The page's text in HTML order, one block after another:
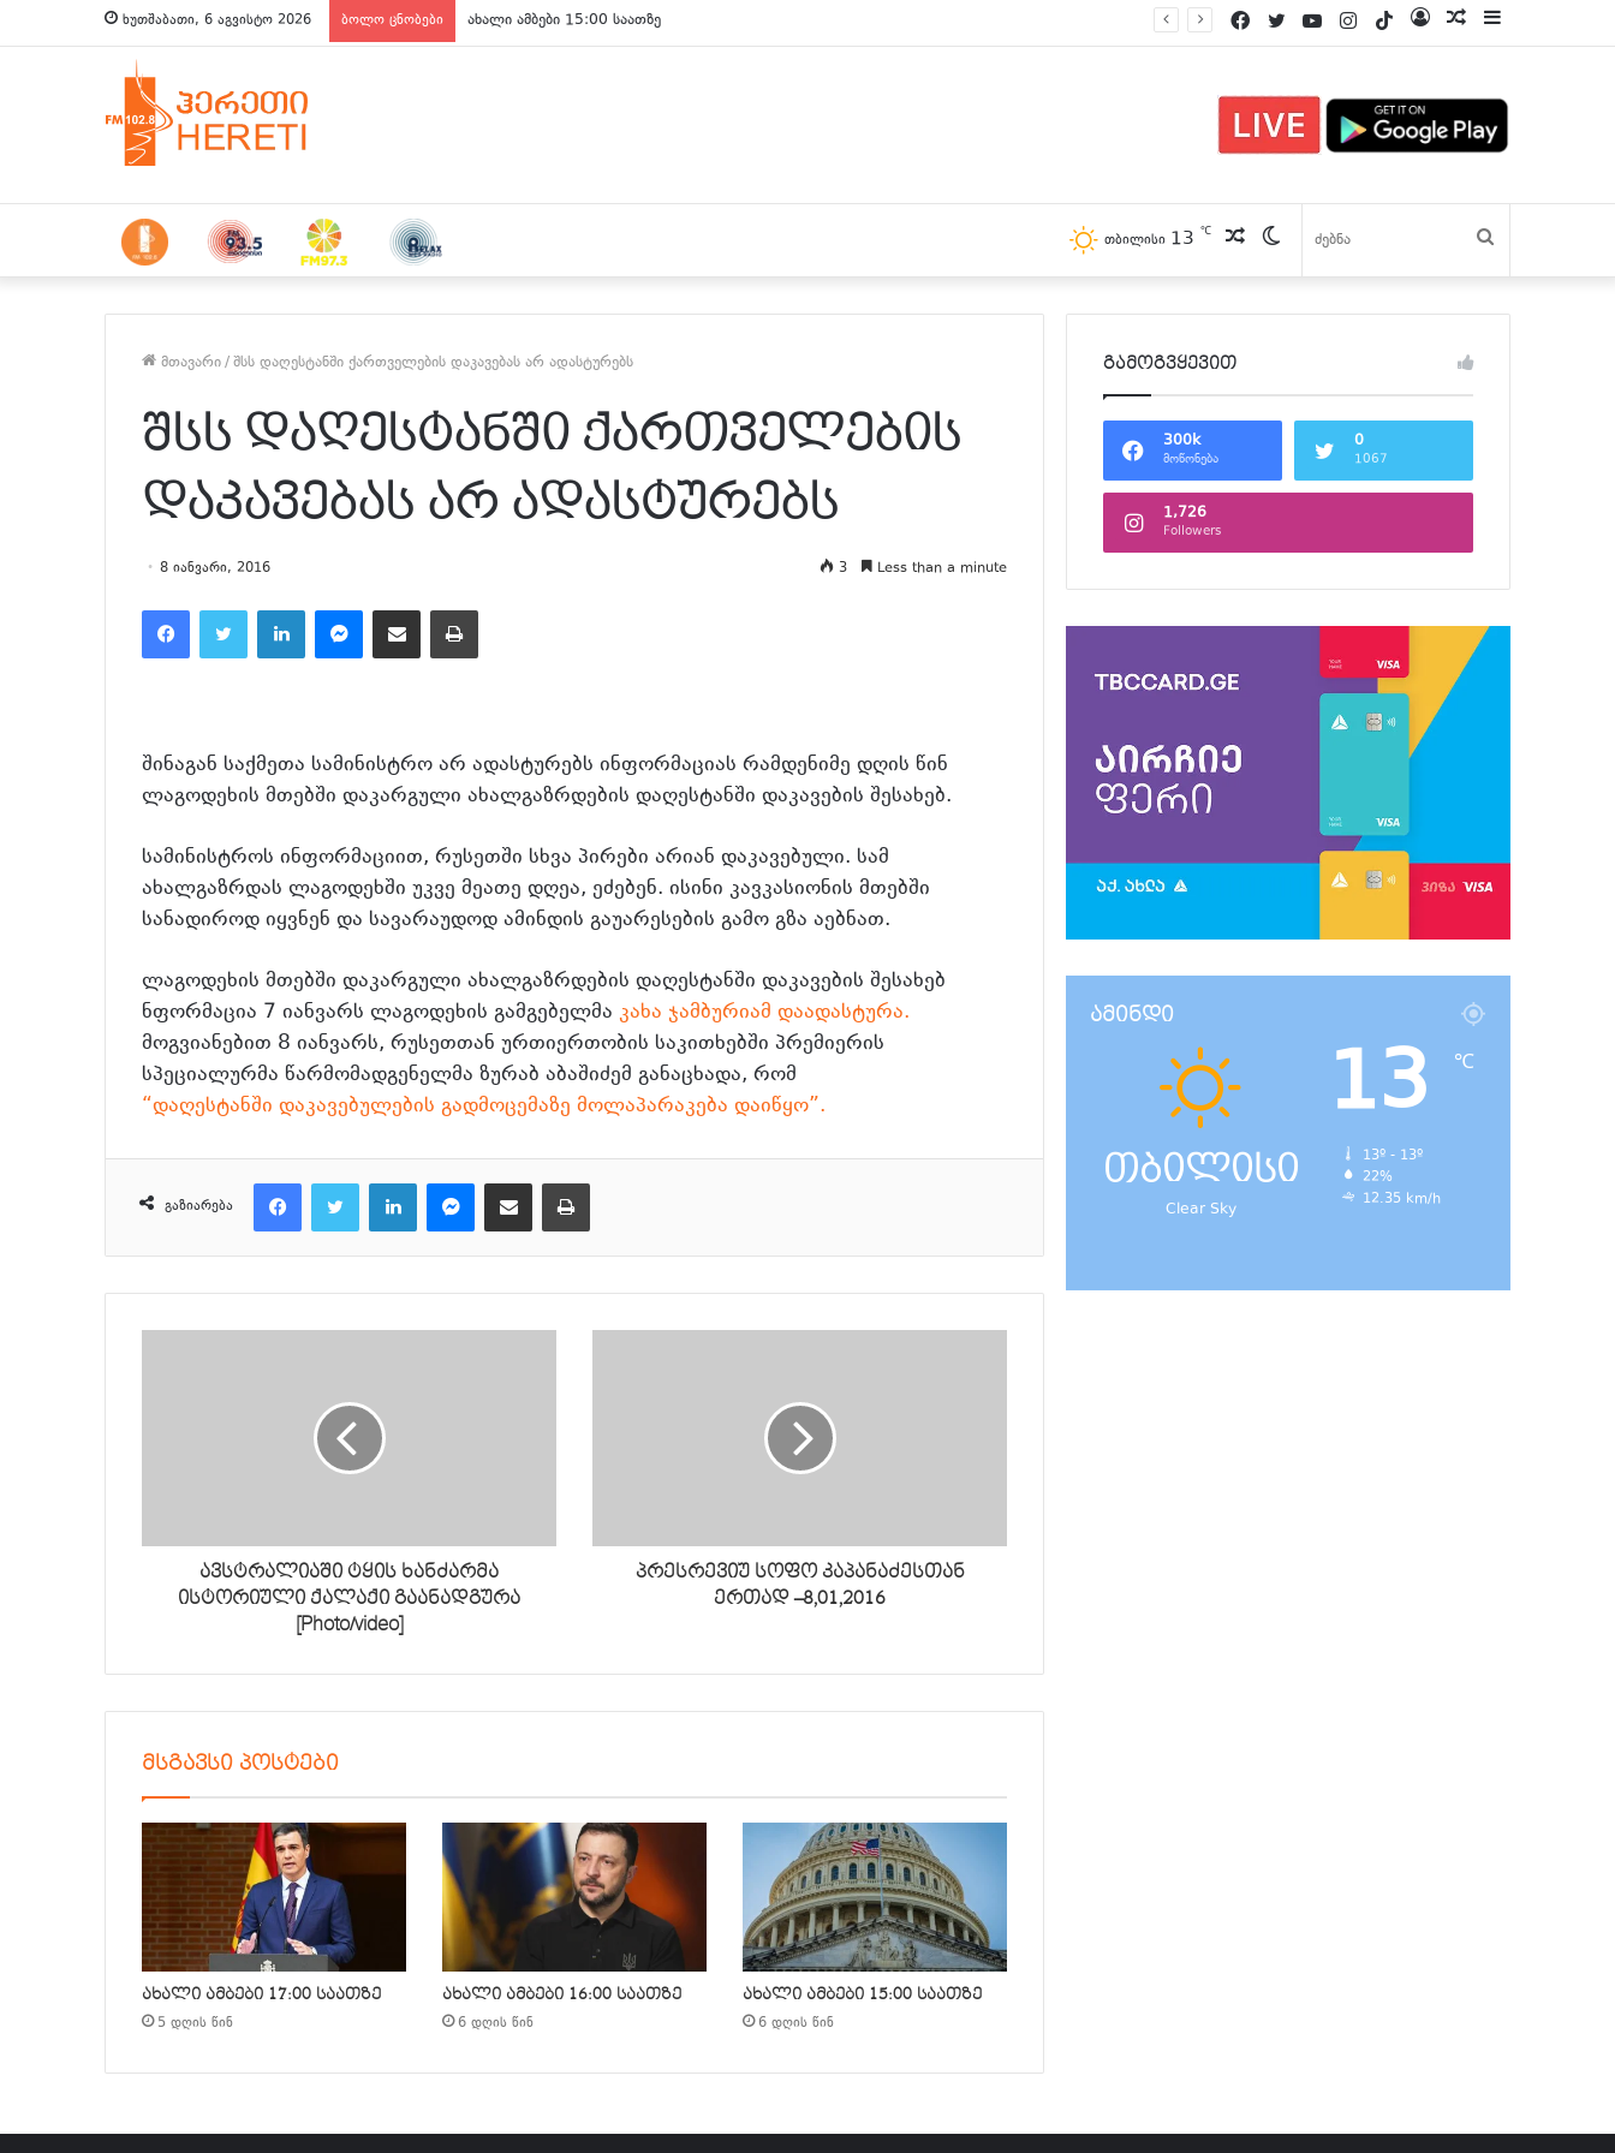
ხუთშაბათი, 6 აგვისტო 2026 ბოლო ცნობები ახალი ამბები 15:00 საათზე პოსტები
Log
TikTok
Instagram
YouTube
Twitter
Facebook
Switch
skin
პოსტები
თბილისი 13 ℃
მთავარი/შსს დაღესტანში ქართველების დაკავებას არ ადასტურებს
შსს დაღესტანში ქართველების
დაკავებას არ ადასტურებს
8 იანვარი, 2016 3 Less than a minute
შინაგან საქმეთა სამინისტრო არ ადასტურებს ინფორმაციას რამდენიმე დღის წინ
ლაგოდეხის მთებში დაკარგული ახალგაზრდების დაღესტანში დაკავების შესახებ.
სამინისტროს ინფორმაციით, რუსეთში სხვა პირები არიან დაკავებული. სამ
ახალგაზრდას ლაგოდეხში უკვე მეათე დღეა, ეძებენ. ისინი კავკასიონის მთებში
სანადიროდ იყვნენ და სავარაუდოდ ამინდის გაუარესების გამო გზა აებნათ.
ლაგოდეხის მთებში დაკარგული ახალგაზრდების დაღესტანში დაკავების შესახებ
ნფორმაცია 7 იანვარს ლაგოდეხის გამგებელმა კახა ჯამბურიამ დაადასტურა.
მოგვიანებით 8 იანვარს, რუსეთთან ურთიერთობის საკითხებში პრემიერის
სპეციალურმა წარმომადგენელმა ზურაბ აბაშიძემ განაცხადა, რომ
“დაღესტანში დაკავებულების გადმოცემაზე მოლაპარაკება დაიწყო”.
გაზიარება
ავსტრალიაში ტყის ხანძარმა
ისტორიული ქალაქი გაანადგურა
[Photo/video]
პრესრევიუ სოფო კაპანაძესთან
ერთად –8,01,2016
მსგავსი პოსტები
ახალი ამბები 17:00 საათზე
5 დღის წინ
ახალი ამბები 16:00 საათზე
6 დღის წინ
ახალი ამბები 15:00 საათზე
6 დღის წინ
გამოგვყევით
300k
მოწონება
0
1067
1,726
Followers
ამინდი
თბილისი
Clear Sky
13 ℃
13º - 13º
22%
12.35 km/h